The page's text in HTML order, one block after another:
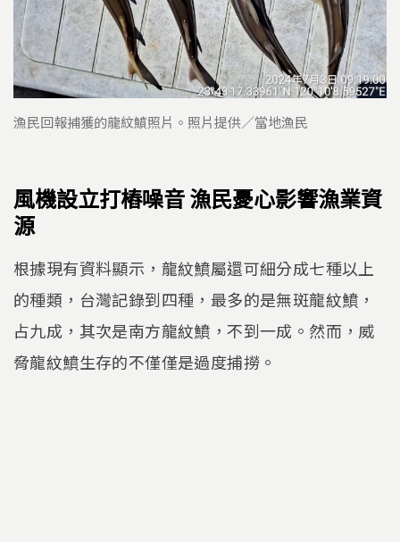
漁民回報捕獲的龍紋鱝照片。照片提供／當地漁民
風機設立打樁噪音 漁民憂心影響漁業資
源
根據現有資料顯示，龍紋鱝屬還可細分成七種以上
的種類，台灣記錄到四種，最多的是無斑龍紋鱝，
占九成，其次是南方龍紋鱝，不到一成。然而，威
脅龍紋鱝生存的不僅僅是過度捕撈。